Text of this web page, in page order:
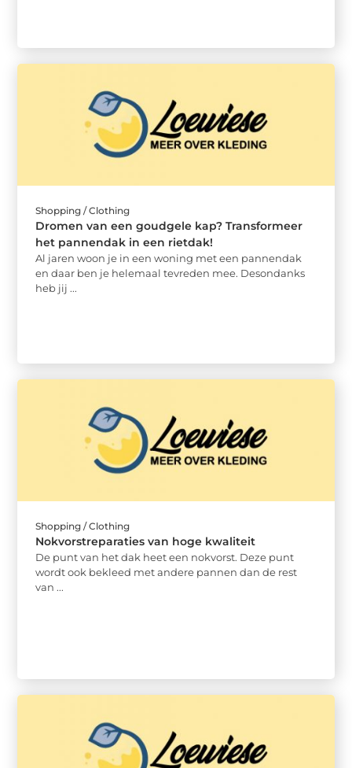
Shopping / Clothing
Dromen van een goudgele kap? Transformeer
het pannendak in een rietdak!
Al jaren woon je in een woning met een pannendak
en daar ben je helemaal tevreden mee. Desondanks
heb jij ...
Shopping / Clothing
Nokvorstreparaties van hoge kwaliteit
De punt van het dak heet een nokvorst. Deze punt
wordt ook bekleed met andere pannen dan de rest
van ...